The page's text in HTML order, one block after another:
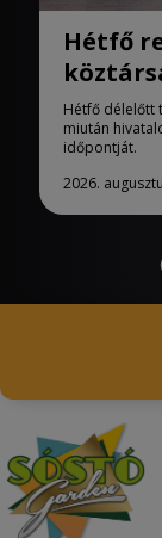
Hétfő
Hétfő délelőtt
miután
időpontját.
2026.